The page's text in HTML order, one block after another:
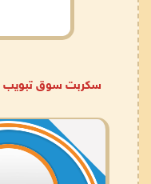
سكربت سوق تبويب